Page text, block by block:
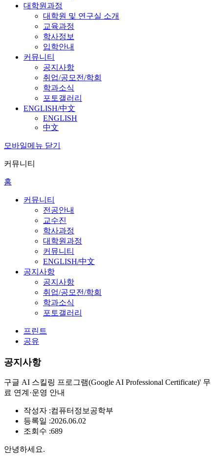
대학원과정
대학원 및 연구실 소개
교육과정
학사정보
입학안내
커뮤니티
공지사항
취업/공모전/학회
학과소식
포토갤러리
ENGLISH/中文
ENGLISH
中文
모바일메뉴 닫기
커뮤니티
홈
커뮤니티
전공안내
교수진
학사과정
대학원과정
커뮤니티
ENGLISH/中文
공지사항
공지사항
취업/공모전/학회
학과소식
포토갤러리
프린트
공유
공지사항
구글 AI 스킬링 프로그램(Google AI Professional Certificate)' 무
료 연계·운영 안내
작성자 :컴퓨터정보공학부
등록일 :2026.06.02
조회수 :689
안녕하세요.